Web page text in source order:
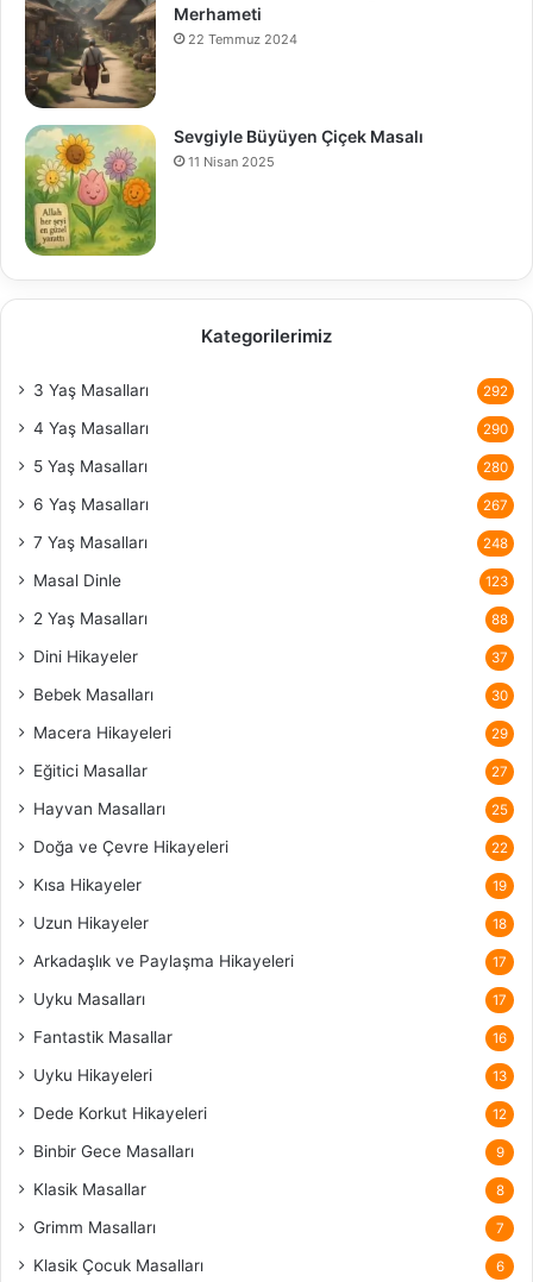
Merhameti
22 Temmuz 2024
Sevgiyle Büyüyen Çiçek Masalı
11 Nisan 2025
Kategorilerimiz
3 Yaş Masalları 292
4 Yaş Masalları 290
5 Yaş Masalları 280
6 Yaş Masalları 267
7 Yaş Masalları 248
Masal Dinle 123
2 Yaş Masalları 88
Dini Hikayeler 37
Bebek Masalları 30
Macera Hikayeleri 29
Eğitici Masallar 27
Hayvan Masalları 25
Doğa ve Çevre Hikayeleri 22
Kısa Hikayeler 19
Uzun Hikayeler 18
Arkadaşlık ve Paylaşma Hikayeleri 17
Uyku Masalları 17
Fantastik Masallar 16
Uyku Hikayeleri 13
Dede Korkut Hikayeleri 12
Binbir Gece Masalları 9
Klasik Masallar 8
Grimm Masalları 7
Klasik Çocuk Masalları 6